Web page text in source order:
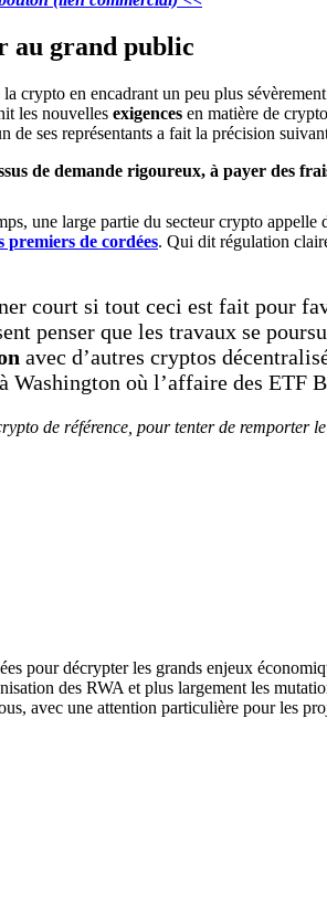
au grand public
la crypto en encadrant un peu plus
les nouvelles exigences en matière de
de ses représentants a fait la précision
de demande rigoureux, à payer des
une large partie du secteur crypto
premiers de cordées. Qui dit régulation
court si tout ceci est fait pour
penser que les travaux se
avec d’autres cryptos
Washington où l’affaire des ETF
de référence, pour tenter de remporter
pour décrypter les grands enjeux
des RWA et plus largement les
avec une attention particulière pour les